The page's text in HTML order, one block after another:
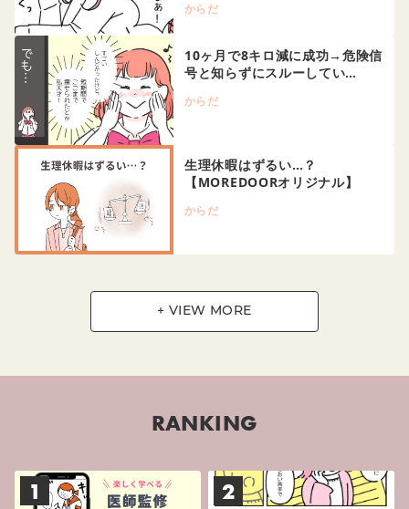
からだ
10ヶ月で8キロ減に成功→危険信
号と知らずにスルーしてい…
からだ
生理休暇はずるい…？
【MOREDOORオリジナル】
からだ
+ VIEW MORE
RANKING
1 2